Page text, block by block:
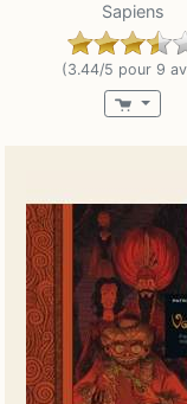
Sapiens
(3.44/5 pour 9